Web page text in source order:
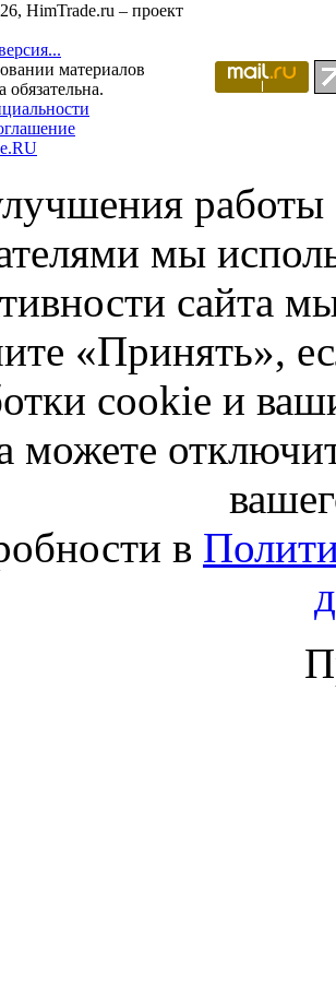
HimTrade.ru – проект
материалов
работы
мы
сайта
«Принять»,
cookie и
можете
в